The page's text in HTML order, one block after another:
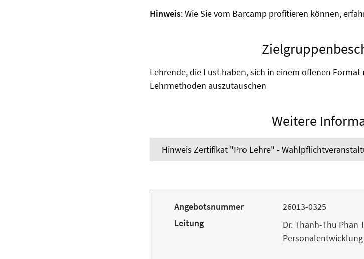
Hinweis: Wie Sie vom Barcamp profitieren können,
Lehrende, die Lust haben, sich in einem offenen
Lehrmethoden auszutauschen
Weitere
Hinweis Zertifikat "Pro Lehre" -
Angebotsnummer
26013-0325
Leitung
Dr. Thanh-Thu Phan
Personalentwicklung